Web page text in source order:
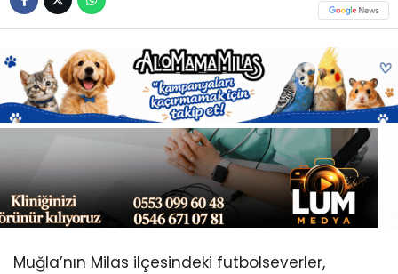
Muğla’nın Milas ilçesindeki futbolseverler,